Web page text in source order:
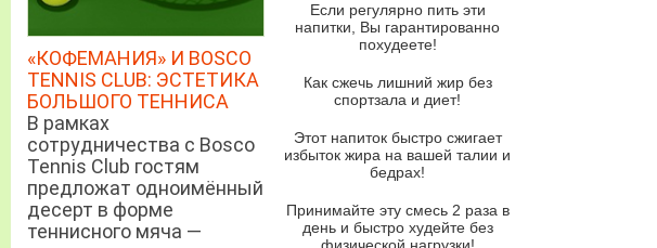
«КОФЕМАНИЯ» И BOSCO
TENNIS CLUB: ЭСТЕТИКА
БОЛЬШОГО ТЕННИСА
В рамках
сотрудничества с Bosco
Tennis Club гостям
предложат одноимённый
десерт в форме
теннисного мяча —
Парижский луковый суп
Суп из спаржи и горошка с
Суп-крем из цветной капусты
Французский луковый суп
Суп из баклажанов с моцареллой
Грибной крем-суп с кростини с
козьим сыром
Если регулярно пить эти
напитки, Вы гарантированно
похудеете!
Как сжечь лишний жир без
спортзала и диет!
Этот напиток быстро сжигает
избыток жира на вашей талии и
бедрах!
Принимайте эту смесь 2 раза в
день и быстро худейте без